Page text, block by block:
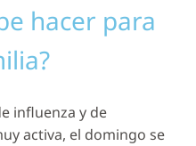
hacer para
influenza y de
activa, el domingo se